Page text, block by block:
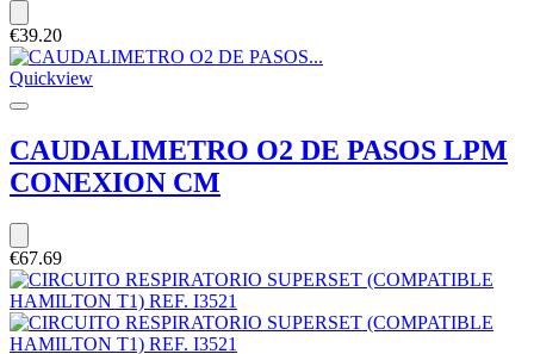
€39.20
Quickview
CAUDALIMETRO O2 DE PASOS LPM
CONEXION CM
€67.69